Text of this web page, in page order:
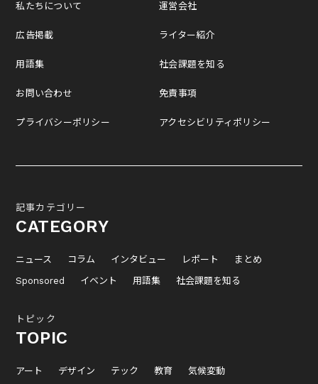
私たちについて
広告掲載
用語集
お問い合わせ
プライバシーポリシー
運営会社
ライター紹介
社会課題を知る
免責事項
アクセシビリティポリシー
記事カテゴリー
CATEGORY
ニュース コラム インタビュー レポート
まとめ
Sponsored
イベント 用語集 社会課題を知る
トピック
TOPIC
アート デザイン テック 教育 気候変動